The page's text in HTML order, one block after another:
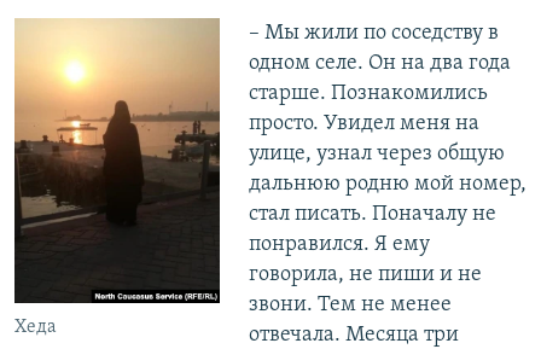
Хеда
– Мы жили по соседству в
одном селе. Он на два года
старше. Познакомились
просто. Увидел меня на
улице, узнал через общую
дальнюю родню мой номер,
стал писать. Поначалу не
понравился. Я ему
говорила, не пиши и не
звони. Тем не менее
отвечала. Месяца три